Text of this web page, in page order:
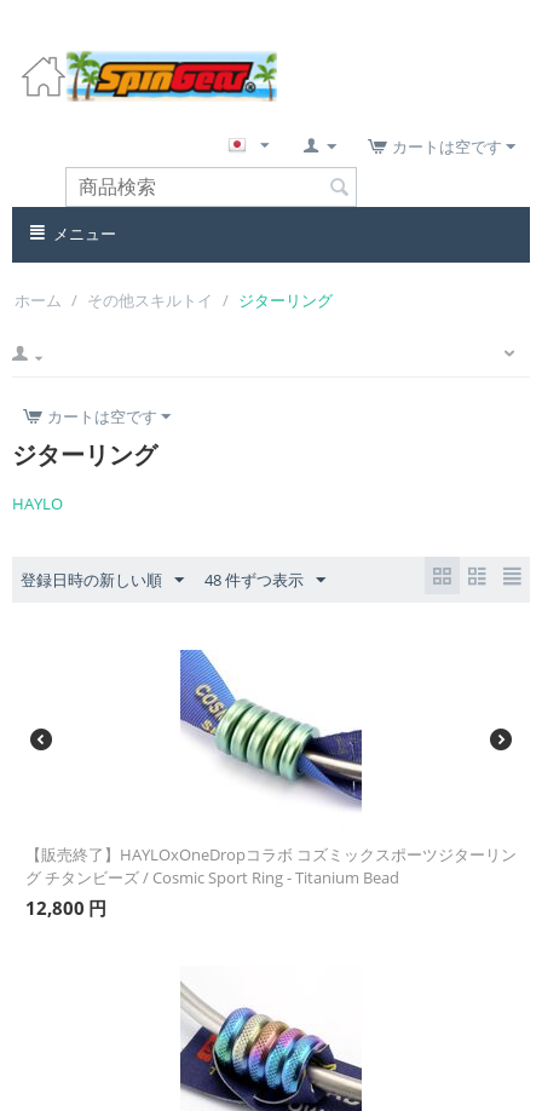
カートは空です
メニュー
ホーム / その他スキルトイ / ジターリング
カートは空です
ジターリング
HAYLO
登録日時の新しい順 48 件ずつ表示
【販売終了】HAYLOxOneDropコラボ コズミックスポーツジターリン
グ チタンビーズ / Cosmic Sport Ring - Titanium Bead
12,800 円